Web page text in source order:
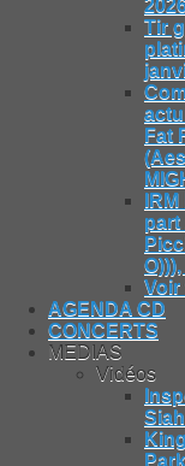
Tir
Fat
part
Voir
AGENDA CD
CONCERTS
MEDIAS
Vidéos